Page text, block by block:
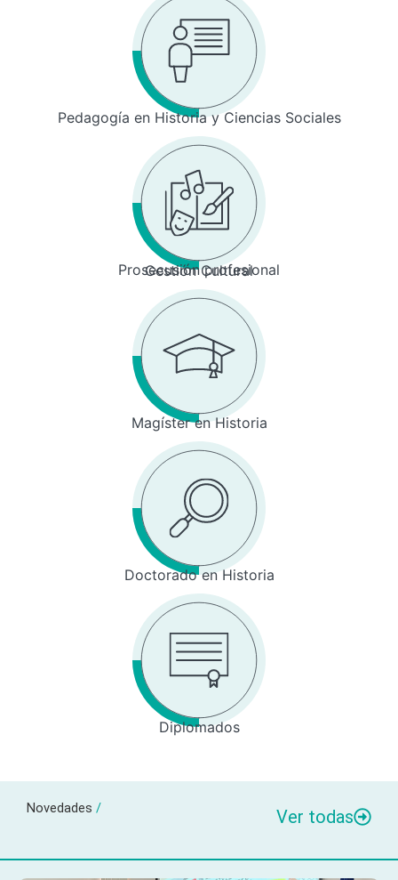
Pedagogía en Historia y Ciencias Sociales
Prosecusión profesional
Gestión Cultural
Magíster en Historia
Doctorado en Historia
Diplomados
Novedades / Ver todas